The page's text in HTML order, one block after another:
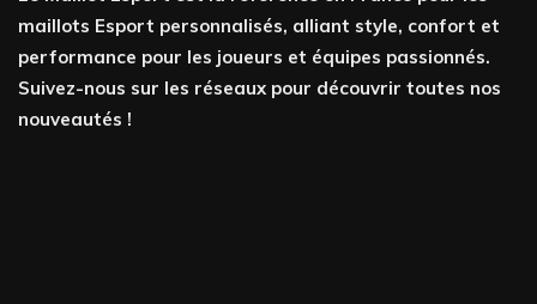
maillots Esport personnalisés, alliant style, confort et
performance pour les joueurs et équipes passionnés.
Suivez-nous sur les réseaux pour découvrir toutes nos
nouveautés !